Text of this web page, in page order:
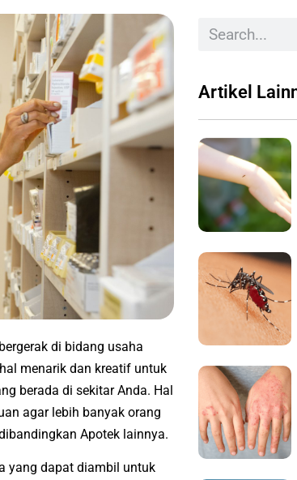
di bidang usaha
menarik dan kreatif untuk
berada di sekitar Anda. Hal
agar lebih banyak orang
Apotek lainnya.
yang dapat diambil untuk
Artikel